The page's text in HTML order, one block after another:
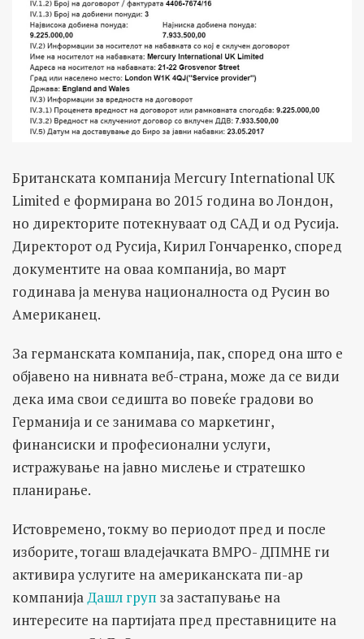
Британската компанија Mercury International UK
Limited е формирана во 2015 година во Лондон,
но директорите потекнуваат од САД и од Русија.
Директорот од Русија, Кирил Гончаренко, според
документите на оваа компанија, во март
годинава ја менува националноста од Русин во
Американец.
За германската компанија, пак, според она што е
објавено на нивната веб-страна, може да се види
дека има свои седишта во повеќе градови во
Германија и се занимава со маркетинг,
финансиски и професионални услуги,
истражување на јавно мислење и стратешко
планирање.
Истовремено, токму во периодот пред и после
изборите, тогаш владејачката ВМРО- ДПМНЕ ги
активира услугите на американската пи-ар
компанијаДашл груп за застапување на
интересите на партијата пред преставниците на